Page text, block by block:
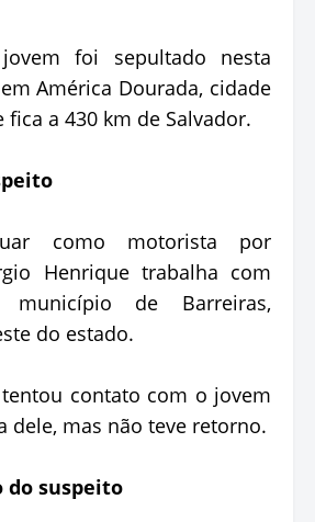
foi sepultado nesta
América Dourada, cidade
a 430 km de Salvador.
como motorista por
Henrique trabalha com
município de Barreiras,
do estado.
contato com o jovem
dele, mas não teve retorno.
do suspeito